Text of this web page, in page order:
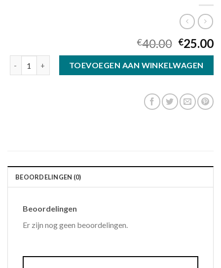
€40.00 €25.00
TOEVOEGEN AAN WINKELWAGEN
BEOORDELINGEN (0)
Beoordelingen
Er zijn nog geen beoordelingen.